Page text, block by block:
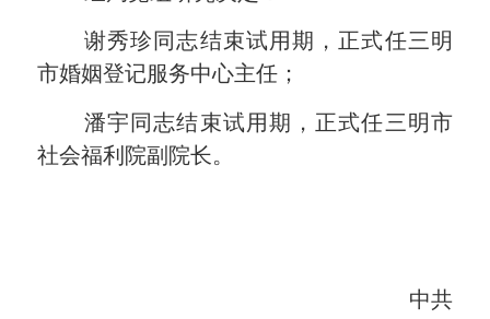
谢秀珍 同志结束试用期，正式任三明
市婚姻登记服务中心主任 ；
潘宇 同志结束试用期，正式任三明市
社会福利院副院长。
中共